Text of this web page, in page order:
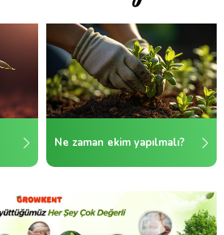
Ne zaman ekim yapılmalı?